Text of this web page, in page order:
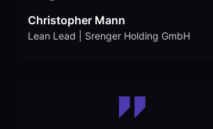
Christopher Mann
Lean Lead | Srenger Holding GmbH